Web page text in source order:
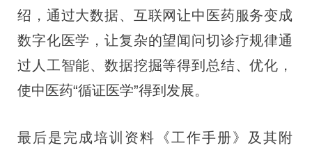
绍，通过大数据、互联网让中医药服务变成
数字化医学，让复杂的望闻问切诊疗规律通
过人工智能、数据挖掘等得到总结、优化，
使中医药“循证医学”得到发展。
最后是完成培训资料《工作手册》及其附